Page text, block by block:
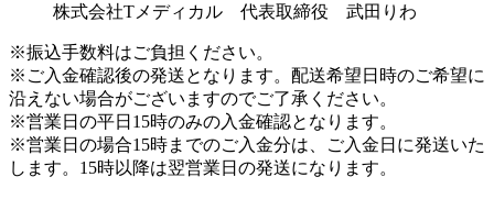
株式会社Tメディカル 代表取締役 武田りわ
※振込手数料はご負担ください。
※ご入金確認後の発送となります。配送希望日時のご希望に
沿えない場合がございますのでご了承ください。
※営業日の平日15時のみの入金確認となります。
※営業日の場合15時までのご入金分は、ご入金日に発送いた
します。15時以降は翌営業日の発送になります。